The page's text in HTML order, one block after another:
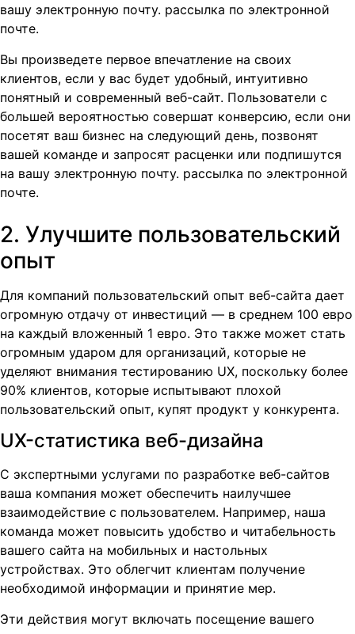
вашу электронную почту. рассылка по электронной
почте.
Вы произведете первое впечатление на своих
клиентов, если у вас будет удобный, интуитивно
понятный и современный веб-сайт. Пользователи с
большей вероятностью совершат конверсию, если они
посетят ваш бизнес на следующий день, позвонят
вашей команде и запросят расценки или подпишутся
на вашу электронную почту. рассылка по электронной
почте.
2. Улучшите пользовательский
опыт
Для компаний пользовательский опыт веб-сайта дает
огромную отдачу от инвестиций — в среднем 100 евро
на каждый вложенный 1 евро. Это также может стать
огромным ударом для организаций, которые не
уделяют внимания тестированию UX, поскольку более
90% клиентов, которые испытывают плохой
пользовательский опыт, купят продукт у конкурента.
UX-статистика веб-дизайна
С экспертными услугами по разработке веб-сайтов
ваша компания может обеспечить наилучшее
взаимодействие с пользователем. Например, наша
команда может повысить удобство и читабельность
вашего сайта на мобильных и настольных
устройствах. Это облегчит клиентам получение
необходимой информации и принятие мер.
Эти действия могут включать посещение вашего